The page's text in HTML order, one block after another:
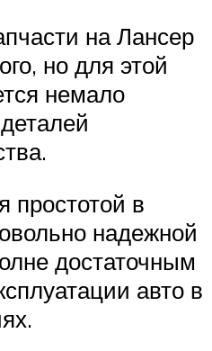
на Лансер
но для этой
немало
простотой в
надежной
достаточным
авто в